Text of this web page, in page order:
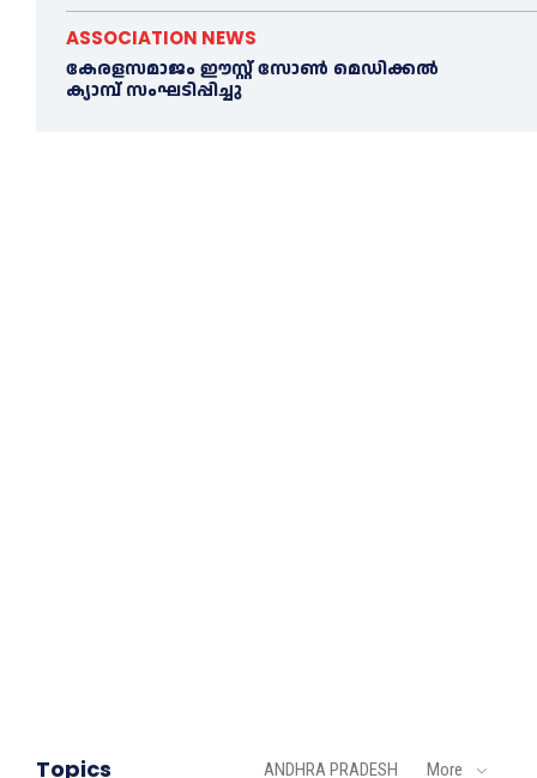
ASSOCIATION NEWS
കേരളസമാജം ഈസ്റ്റ് സോണ്‍ മെഡിക്കൽ
ക്യാമ്പ് സംഘടിപ്പിച്ചു
Topics ANDHRA PRADESH More